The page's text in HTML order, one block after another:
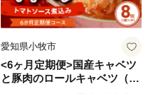
愛知県小牧市
<6ヶ月定期便>国産キャベツ
と豚肉のロールキャベツ（4P